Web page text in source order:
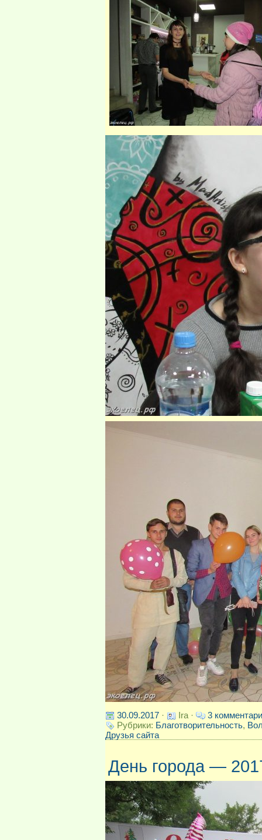
30.09.2017 · Ira ·
3
Рубрики: Благотворительность,
Друзья сайта
День города —